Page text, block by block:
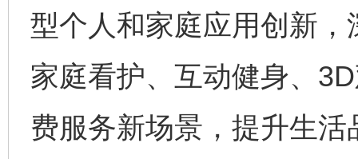
型个人和家庭应用创新
家庭看护、互动健身、
费服务新场景，提升生活